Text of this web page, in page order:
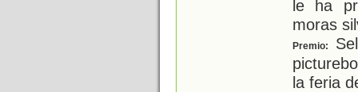
le ha
moras
Premio:
la feria